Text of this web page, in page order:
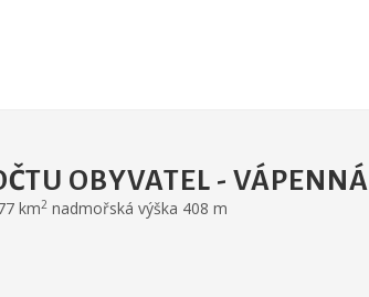
OBYVATEL - VÁPENNÁ
km2 nadmořská výška 408 m